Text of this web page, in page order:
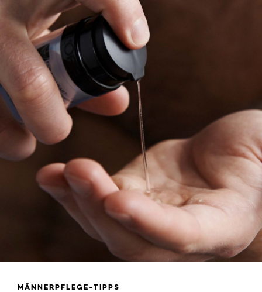
MÄNNERPFLEGE-TIPPS